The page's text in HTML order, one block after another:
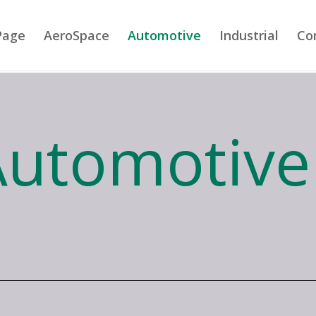
AeroSpace Automotive Industrial